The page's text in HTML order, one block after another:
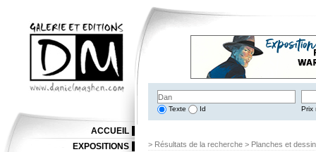
Texte Id Prix
> Résultats de la recherche > Planches et
ACCUEIL
EXPOSITIONS